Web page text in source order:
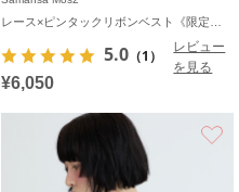
5.0 （1）
レビュー
を見る
¥6,050